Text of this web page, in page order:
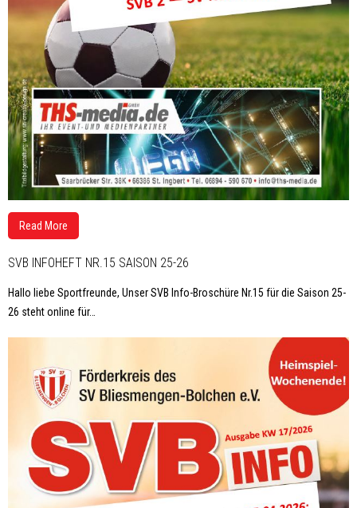
Read More
SVB INFOHEFT NR.15 SAISON 25-26
Hallo liebe Sportfreunde, Unser SVB Info-Broschüre Nr.15 für die Saison 25-
26 steht online für…